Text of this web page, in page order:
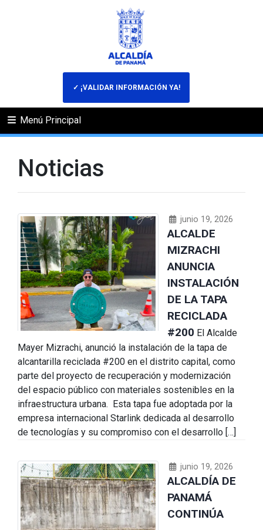
✓ ¡VALIDAR INFORMACIÓN YA!
Menú Principal
Noticias
junio 19, 2026
ALCALDE
MIZRACHI
ANUNCIA
INSTALACIÓN
DE LA TAPA
RECICLADA
#200 El Alcalde
Mayer Mizrachi, anunció la instalación de la tapa de
alcantarilla reciclada #200 en el distrito capital, como
parte del proyecto de recuperación y modernización
del espacio público con materiales sostenibles en la
infraestructura urbana. Esta tapa fue adoptada por la
empresa internacional Starlink dedicada al desarrollo
de tecnologías y su compromiso con el desarrollo […]
junio 19, 2026
ALCALDÍA DE
PANAMÁ
CONTINÚA